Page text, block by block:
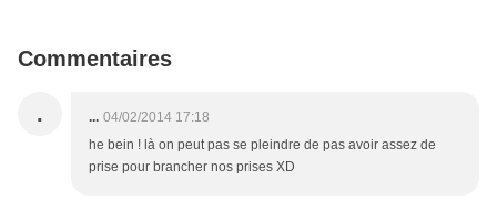
Commentaires
. ... 04/02/2014 17:18
he bein ! là on peut pas se pleindre de pas avoir assez de
prise pour brancher nos prises XD